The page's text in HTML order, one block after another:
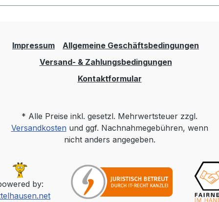
Impressum
Allgemeine Geschäftsbedingungen
Versand- & Zahlungsbedingungen
Kontaktformular
* Alle Preise inkl. gesetzl. Mehrwertsteuer zzgl.
Versandkostenund ggf. Nachnahmegebühren, wenn
nicht anders angegeben.
by: